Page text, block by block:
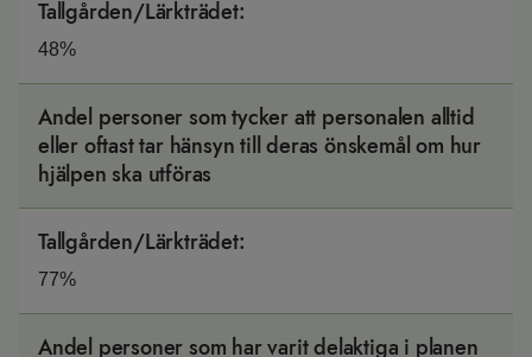
Tallgården/Lärkträdet:
48%
Andel personer som tycker att personalen alltid
eller oftast tar hänsyn till deras önskemål om hur
hjälpen ska utföras
Tallgården/Lärkträdet:
77%
Andel personer som har varit delaktiga i planen